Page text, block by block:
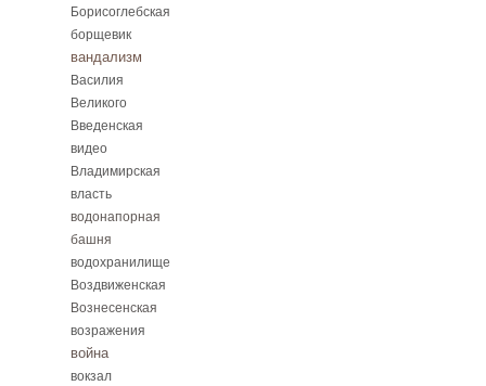
Борисоглебская
борщевик
вандализм
Василия
Великого
Введенская
видео
Владимирская
власть
водонапорная
башня
водохранилище
Воздвиженская
Вознесенская
возражения
война
вокзал